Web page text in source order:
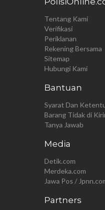
Tentang Kami
Verifikasi
Periklanan
Rekening Bersama
Sitemap
Hubungi Kami
Bantuan
Syarat Dan
Barang Tidak di
Tanya Jawab
Media
Detik.com
Merdeka.com
Jawa Pos /
Partners